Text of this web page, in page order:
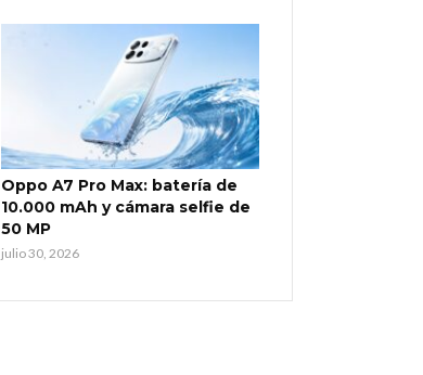
Oppo A7 Pro Max: batería de
10.000 mAh y cámara selfie de
50 MP
julio 30, 2026